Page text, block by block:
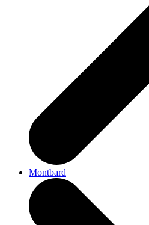
Montbard